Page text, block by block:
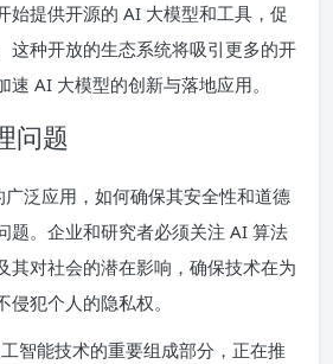
始提供开源的 AI 大模型和工具，促
这种开放的生态系统将吸引更多的开
AI 大模型的创新与落地应用。
问题
泛应用，如何确保其安全性和道德
题。企业和研究者必须关注 AI 算法
其对社会的潜在影响，确保技术在为
犯个人的隐私权。
智能技术的重要组成部分，正在推